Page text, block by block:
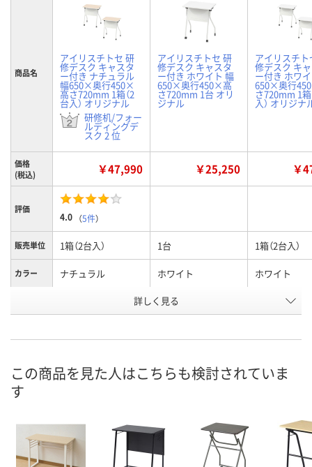
商品名
アイリスチトセ 研
修デスク キャスタ
ー付き ナチュラル
幅650×奥行450×
高さ720mm 1箱（2
台入） オリジナル
研修机/フォー
ルディングデ
スク 2 位
アイリスチトセ 研
修デスク キャスタ
ー付き ホワイト 幅
650×奥行450×高
さ720mm 1台 オリ
ジナル
アイリスチト
修デスク キ
ー付き ホワ
650×奥行
さ720mm 1箱
入） オリジナ
価格
(税込)
￥47,990 ￥25,250 ￥
評価
4.0 （5件）
販売単位 1箱（2台入） 1台 1箱（2台入）
カラー ナチュラル ホワイト ホワイト
3579629 3584665
8月7日（金）
カゴへ カゴへ カ
詳しく見る
この商品を見た人はこちらも検討されていま
す